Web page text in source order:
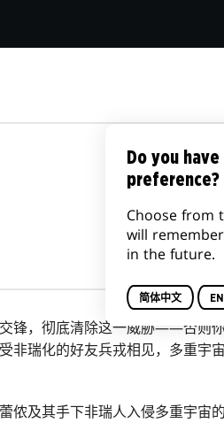
锋，彻底清除这一威胁——否则
瑞化的好友兵戎相见，多重宇
侬及其手下非瑞人入侵多重宇宙
Do you
preference?
Choose from
will
in the future.
简体中文